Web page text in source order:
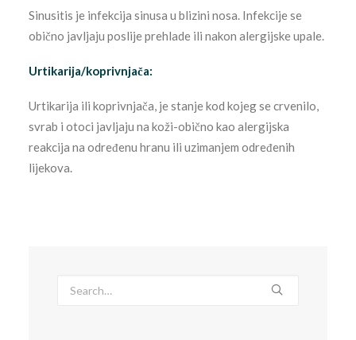
Sinusitis je infekcija sinusa u blizini nosa. Infekcije se
obično javljaju poslije prehlade ili nakon alergijske upale.
Urtikarija/koprivnjača:
Urtikarija ili koprivnjača, je stanje kod kojeg se crvenilo,
svrab i otoci javljaju na koži-obično kao alergijska
reakcija na određenu hranu ili uzimanjem određenih
lijekova.